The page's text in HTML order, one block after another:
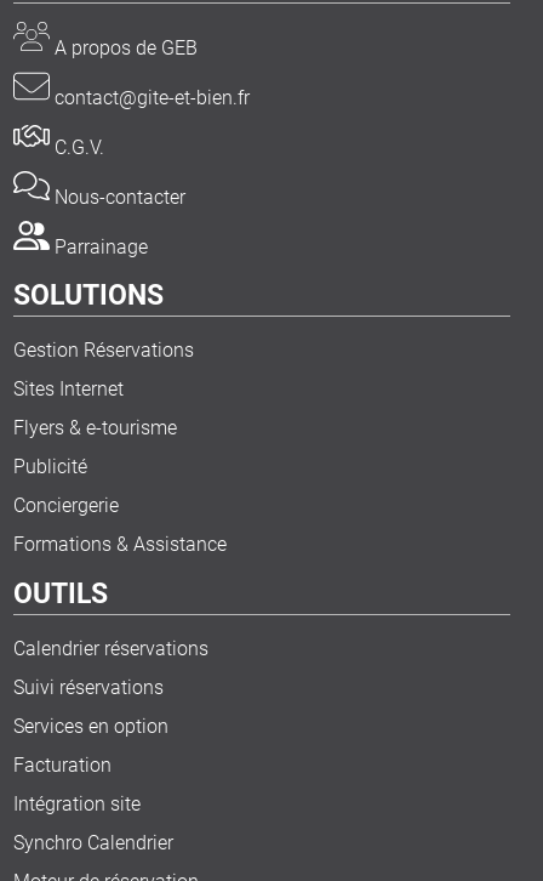
A propos de GEB
contact@gite-et-bien.fr
C.G.V.
Nous-contacter
Parrainage
SOLUTIONS
Gestion Réservations
Sites Internet
Flyers & e-tourisme
Publicité
Conciergerie
Formations & Assistance
OUTILS
Calendrier réservations
Suivi réservations
Services en option
Facturation
Intégration site
Synchro Calendrier